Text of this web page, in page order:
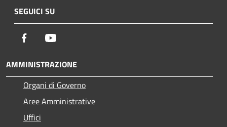
SEGUICI SU
Facebook
AMMINISTRAZIONE
Organi di Governo
Aree Amministrative
Uffici